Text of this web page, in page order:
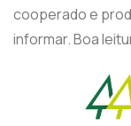
cooperado e
informar. Boa